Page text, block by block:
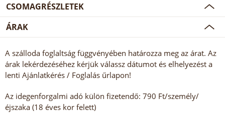
CSOMAGRÉSZLETEK
ÁRAK
A szálloda foglaltság függvényében határozza meg az árat. Az
árak lekérdezéséhez kérjük válassz dátumot és elhelyezést a
lenti Ajánlatkérés / Foglalás űrlapon!
Az idegenforgalmi adó külön fizetendő: 790 Ft/személy/
éjszaka (18 éves kor felett)